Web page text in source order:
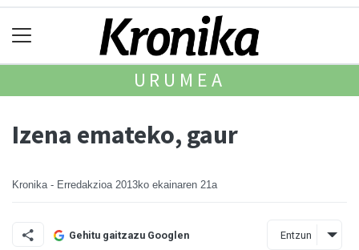
URUMEA
Izena emateko, gaur
Kronika - Erredakzioa 2013ko ekainaren 21a
Gehitu gaitzazu Googlen Entzun